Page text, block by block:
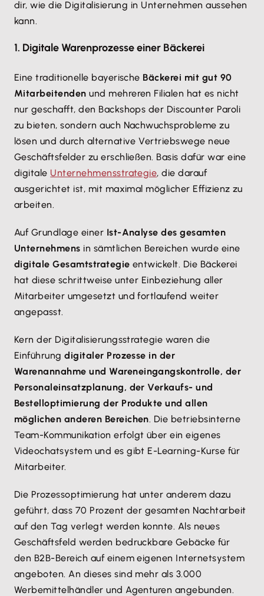
dir, wie die Digitalisierung in Unternehmen aussehen
kann.
1. Digitale Warenprozesse einer Bäckerei
Eine traditionelle bayerische Bäckerei mit gut 90
Mitarbeitenden und mehreren Filialen hat es nicht
nur geschafft, den Backshops der Discounter Paroli
zu bieten, sondern auch Nachwuchsprobleme zu
lösen und durch alternative Vertriebswege neue
Geschäftsfelder zu erschließen. Basis dafür war eine
digitale Unternehmensstrategie, die darauf
ausgerichtet ist, mit maximal möglicher Effizienz zu
arbeiten.
Auf Grundlage einer Ist-Analyse des gesamten
Unternehmens in sämtlichen Bereichen wurde eine
digitale Gesamtstrategie entwickelt. Die Bäckerei
hat diese schrittweise unter Einbeziehung aller
Mitarbeiter umgesetzt und fortlaufend weiter
angepasst.
Kern der Digitalisierungsstrategie waren die
Einführungdigitaler Prozesse in der
Warenannahme und Wareneingangskontrolle, der
Personaleinsatzplanung, der Verkaufs- und
Bestelloptimierung der Produkte und allen
möglichen anderen Bereichen. Die betriebsinterne
Team-Kommunikation erfolgt über ein eigenes
Videochatsystem und es gibt E-Learning-Kurse für
Mitarbeiter.
Die Prozessoptimierung hat unter anderem dazu
geführt, dass 70 Prozent der gesamten Nachtarbeit
auf den Tag verlegt werden konnte. Als neues
Geschäftsfeld werden bedruckbare Gebäcke für
den B2B-Bereich auf einem eigenen Internetsystem
angeboten. An dieses sind mehr als 3.000
Werbemittelhändler und Agenturen angebunden.